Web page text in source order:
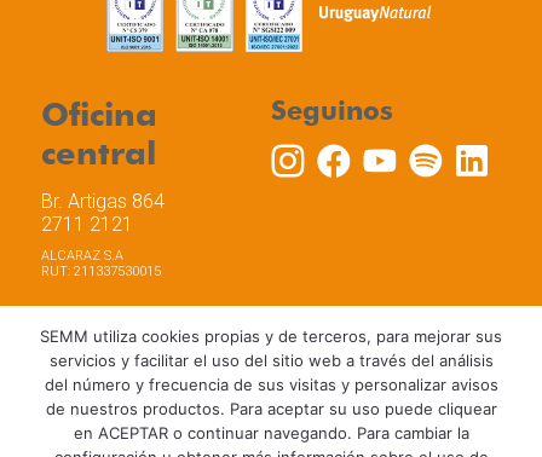
Oficina
central
Br. Artigas 864
2711 2121
ALCARAZ S.A
RUT: 211337530015
Seguinos
Trabaja con nosotros
Política de privacidad
Términos y Condiciones de Uso
Política de Cookies
SEMM utiliza cookies propias y de terceros, para mejorar sus
servicios y facilitar el uso del sitio web a través del análisis
del número y frecuencia de sus visitas y personalizar avisos
de nuestros productos. Para aceptar su uso puede cliquear
en ACEPTAR o continuar navegando. Para cambiar la